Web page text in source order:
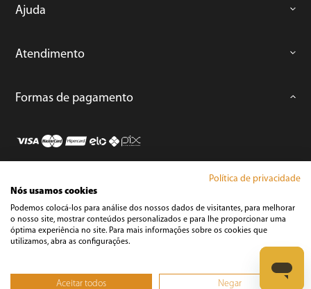
Ajuda
Atendimento
Formas de pagamento
Loja Segura
Áudio e Vídeo
Casa
Política de privacidade
Nós usamos cookies
Podemos colocá-los para análise dos nossos dados de visitantes, para melhorar
o nosso site, mostrar conteúdos personalizados e para lhe proporcionar uma
óptima experiência no site. Para mais informações sobre os cookies que
utilizamos, abra as configurações.
Aceitar todos Negar